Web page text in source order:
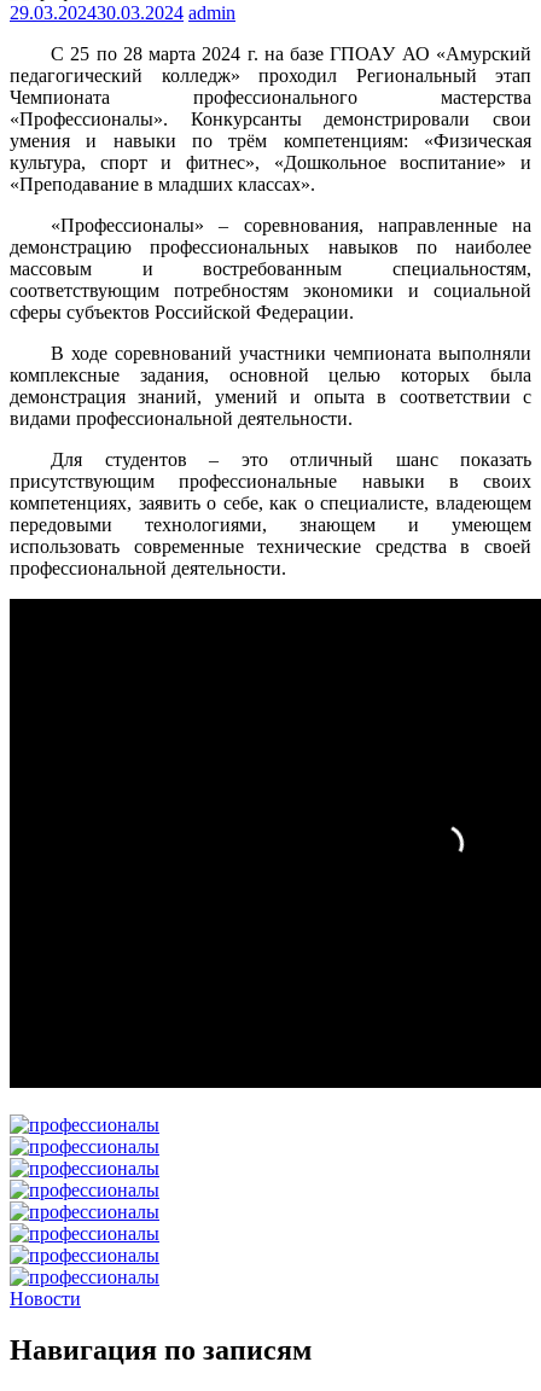
29.03.202430.03.2024 admin
С 25 по 28 марта 2024 г. на базе ГПОАУ АО «Амурский
педагогический колледж» проходил Региональный этап
Чемпионата профессионального мастерства
«Профессионалы». Конкурсанты демонстрировали свои
умения и навыки по трём компетенциям: «Физическая
культура, спорт и фитнес», «Дошкольное воспитание» и
«Преподавание в младших классах».
«Профессионалы» – соревнования, направленные на
демонстрацию профессиональных навыков по наиболее
массовым и востребованным специальностям,
соответствующим потребностям экономики и социальной
сферы субъектов Российской Федерации.
В ходе соревнований участники чемпионата выполняли
комплексные задания, основной целью которых была
демонстрация знаний, умений и опыта в соответствии с
видами профессиональной деятельности.
Для студентов – это отличный шанс показать
присутствующим профессиональные навыки в своих
компетенциях, заявить о себе, как о специалисте, владеющем
передовыми технологиями, знающем и умеющем
использовать современные технические средства в своей
профессиональной деятельности.
Новости
Навигация по записям